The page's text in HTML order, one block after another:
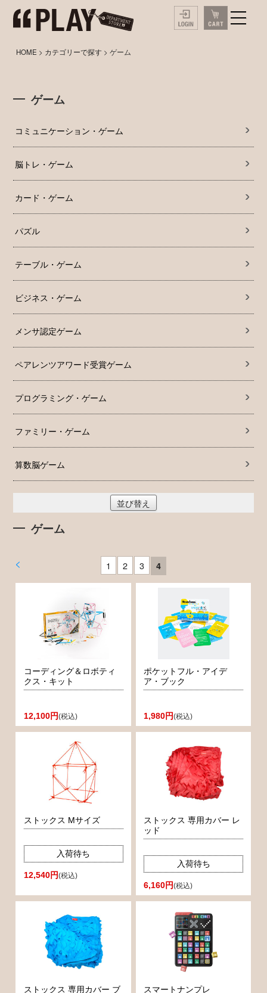
HOME > カテゴリーで探す > ゲーム
ゲーム
コミュニケーション・ゲーム
脳トレ・ゲーム
カード・ゲーム
パズル
テーブル・ゲーム
ビジネス・ゲーム
メンサ認定ゲーム
ペアレンツアワード受賞ゲーム
プログラミング・ゲーム
ファミリー・ゲーム
算数脳ゲーム
並び替え
ゲーム
< 1 2 3 4
コーディング＆ロボティ
クス・キット
12,100円(税込)
ポケットフル・アイデ
ア・ブック
1,980円(税込)
ストックス Mサイズ
入荷待ち
12,540円(税込)
ストックス 専用カバー レ
ッド
入荷待ち
6,160円(税込)
ストックス 専用カバー ブ
スマートナンプレ